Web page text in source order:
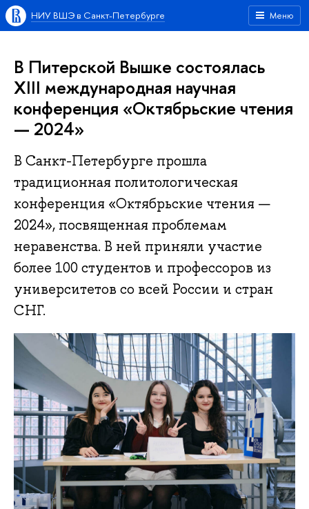
Меню
НИУ ВШЭ в Санкт-Петербурге
В Питерской Вышке состоялась
XIII международная научная
конференция «Октябрьские чтения
— 2024»
В Санкт-Петербурге прошла
традиционная политологическая
конференция «Октябрьские чтения —
2024», посвященная проблемам
неравенства. В ней приняли участие
более 100 студентов и профессоров из
университетов со всей России и стран
СНГ.